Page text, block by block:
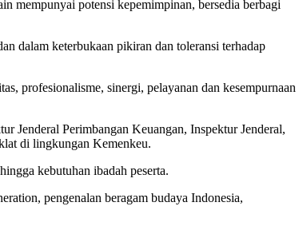
mempunyai potensi kepemimpinan, bersedia berbagi
dalam keterbukaan pikiran dan toleransi terhadap
profesionalisme, sinergi, pelayanan dan kesempurnaan
Jenderal Perimbangan Keuangan, Inspektur Jenderal,
di lingkungan Kemenkeu.
kebutuhan ibadah peserta.
pengenalan beragam budaya Indonesia,